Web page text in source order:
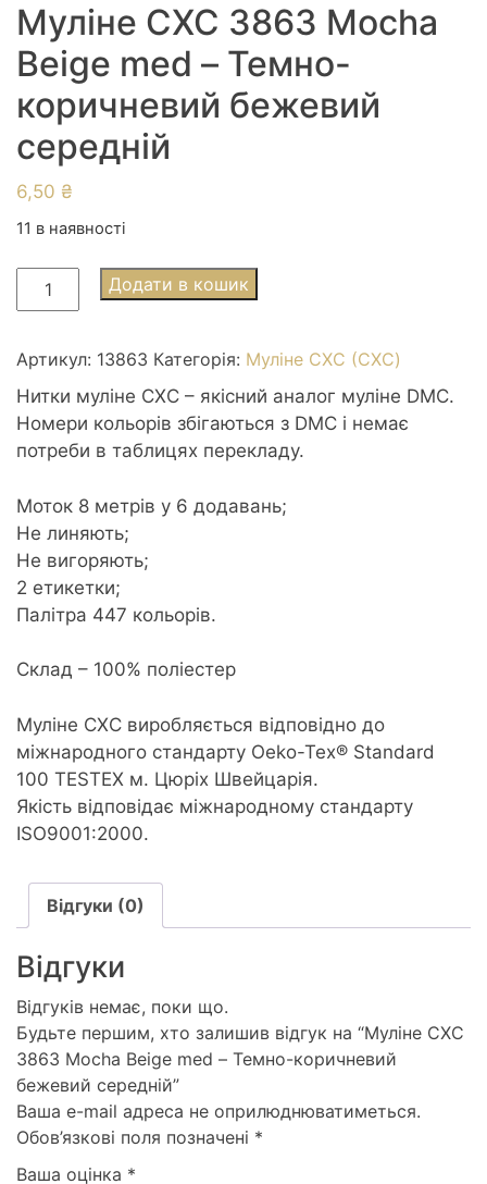
Муліне СХС 3863 Mocha
Beige med – Темно-
коричневий бежевий
середній
6,50 ₴
11 в наявності
Муліне
СХС
Mocha
Beige
med
-
Темно-
бежевий
середній
кількість
Додати в кошик
Артикул: 13863 Категорія: Муліне СХС (CXC)
Нитки муліне СХС – якісний аналог муліне DMC.
Номери кольорів збігаються з DMC і немає
потреби в таблицях перекладу.
Моток 8 метрів у 6 додавань;
Не линяють;
Не вигоряють;
2 етикетки;
Палітра 447 кольорів.
Склад – 100% поліестер
Муліне CXC виробляється відповідно до
міжнародного стандарту Oeko-Tex® Standard
100 TESTEX м. Цюріх Швейцарія.
Якість відповідає міжнародному стандарту
ISO9001:2000.
Відгуки (0)
Відгуки
Відгуків немає, поки що.
Будьте першим, хто залишив відгук на “Муліне СХС
3863 Mocha Beige med – Темно-коричневий
бежевий середній”
Ваша e-mail адреса не оприлюднюватиметься.
Обов’язкові поля позначені *
Ваша оцінка *